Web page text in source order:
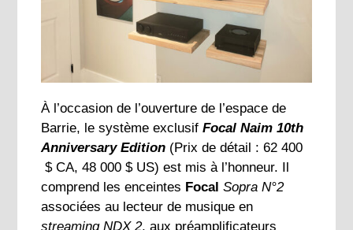
À l’occasion de l’ouverture de l’espace de
Barrie, le système exclusifFocal Naim 10th
Anniversary Edition (Prix de détail : 62 400
$ CA, 48 000 $ US) est mis à l’honneur. Il
comprend les enceintes Focal Sopra N°2
associées au lecteur de musique en
streaming NDX 2, aux préamplificateurs